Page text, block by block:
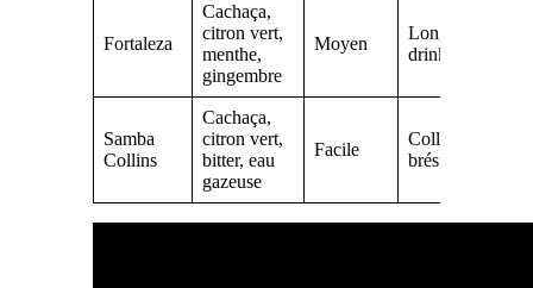
Fortaleza
Cachaça,
citron vert,
menthe,
gingembre
Moyen
Long
drink
Samba
Collins
Cachaça,
citron vert,
bitter, eau
gazeuse
Facile
Collins
brésilien